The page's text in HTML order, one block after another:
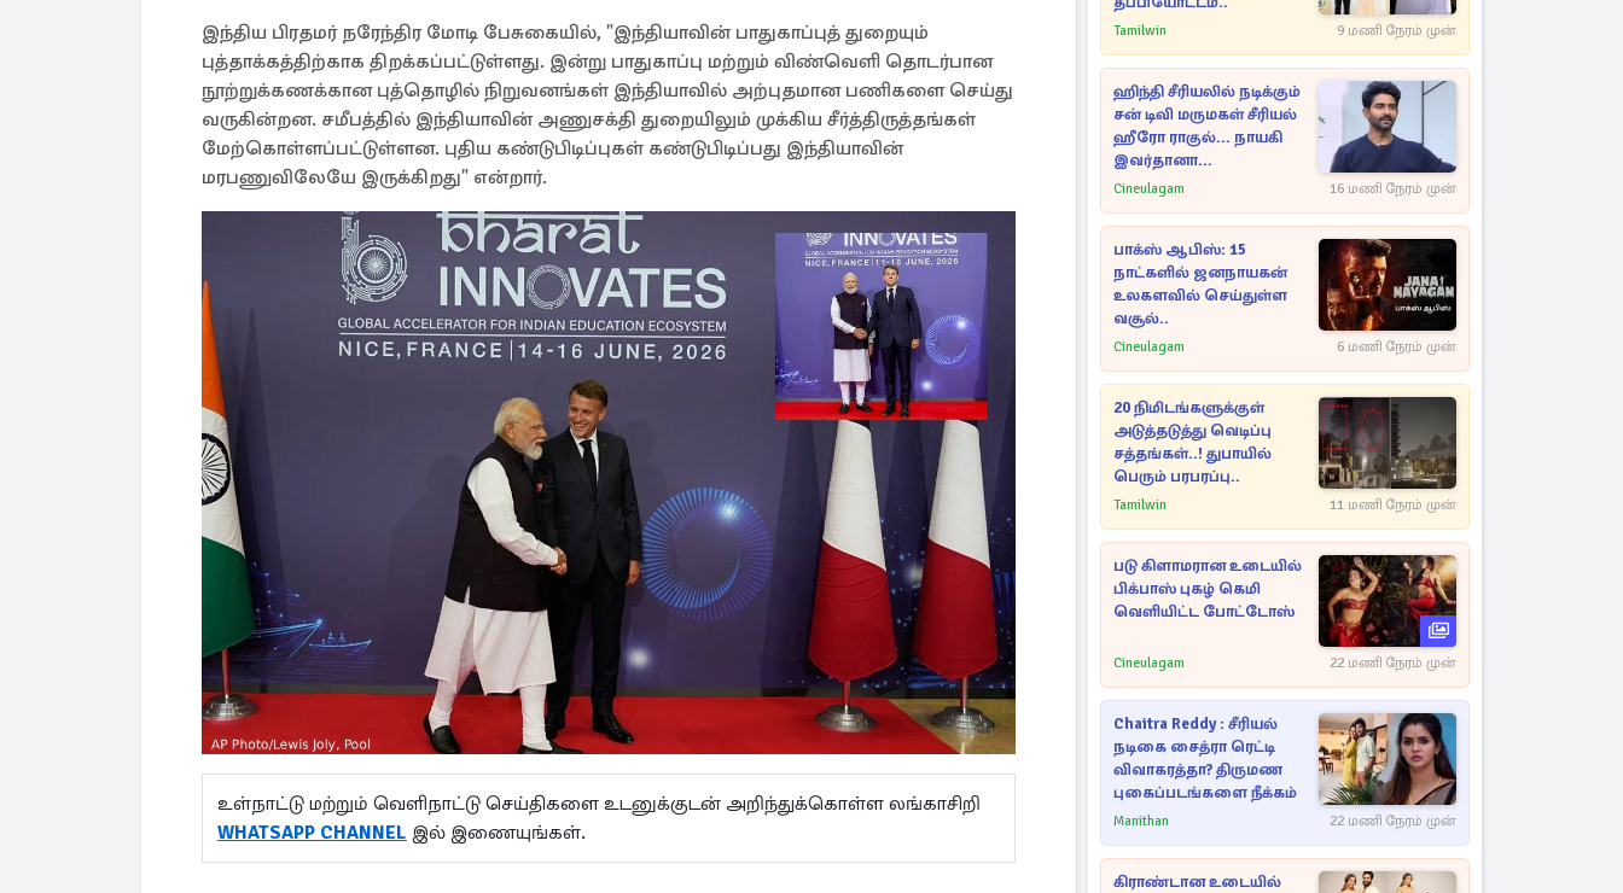
இந்திய பிரதமர் நரேந்திர மோடி பேசுகையில், "இந்தியாவின் பாதுகாப்புத் துறையும்
புத்தாக்கத்திற்காக திறக்கப்பட்டுள்ளது. இன்று பாதுகாப்பு மற்றும் விண்வெளி தொடர்பான
நூற்றுக்கணக்கான புத்தொழில் நிறுவனங்கள் இந்தியாவில் அற்புதமான பணிகளை செய்து
வருகின்றன. சமீபத்தில் இந்தியாவின் அணுசக்தி துறையிலும் முக்கிய சீர்த்திருத்தங்கள்
மேற்கொள்ளப்பட்டுள்ளன. புதிய கண்டுபிடிப்புகள் கண்டுபிடிப்பது இந்தியாவின்
மரபணுவிலேயே இருக்கிறது" என்றார்.
உள்நாட்டு மற்றும் வெளிநாட்டு செய்திகளை உடனுக்குடன் அறிந்துக்கொள்ள லங்காசிறி
WHATSAPP CHANNEL இல் இணையுங்கள்.
Tamilwin 9 மணி நேரம் முன்
ஹிந்தி சீரியலில் நடிக்கும்
சன் டிவி மருமகள் சீரியல்
ஹீரோ ராகுல்... நாயகி
இவர்தானா...
Cineulagam 16 மணி நேரம் முன்
பாக்ஸ் ஆபிஸ்: 15
நாட்களில் ஜனநாயகன்
உலகளவில் செய்துள்ள
வசூல்..
Cineulagam 6 மணி நேரம் முன்
20 நிமிடங்களுக்குள்
அடுத்தடுத்து வெடிப்பு
சத்தங்கள்..! துபாயில்
பெரும் பரபரப்பு..
Tamilwin 11 மணி நேரம் முன்
படு கிளாமரான உடையில்
பிக்பாஸ் புகழ் கெமி
வெளியிட்ட போட்டோஸ்
Cineulagam 22 மணி நேரம் முன்
Chaitra Reddy : சீரியல்
நடிகை சைத்ரா ரெட்டி
விவாகரத்தா? திருமண
புகைப்படங்களை நீக்கம்
Manithan 22 மணி நேரம் முன்
கிராண்டான உடையில்